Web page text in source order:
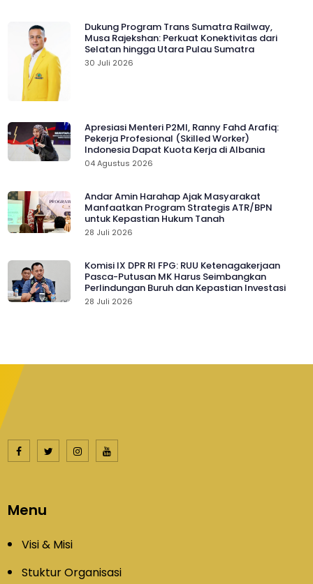
Dukung Program Trans Sumatra Railway,
Musa Rajekshan: Perkuat Konektivitas dari
Selatan hingga Utara Pulau Sumatra
30 Juli 2026
Apresiasi Menteri P2MI, Ranny Fahd Arafiq:
Pekerja Profesional (Skilled Worker)
Indonesia Dapat Kuota Kerja di Albania
04 Agustus 2026
Andar Amin Harahap Ajak Masyarakat
Manfaatkan Program Strategis ATR/BPN
untuk Kepastian Hukum Tanah
28 Juli 2026
Komisi IX DPR RI FPG: RUU Ketenagakerjaan
Pasca-Putusan MK Harus Seimbangkan
Perlindungan Buruh dan Kepastian Investasi
28 Juli 2026
Menu
Visi & Misi
Stuktur Organisasi